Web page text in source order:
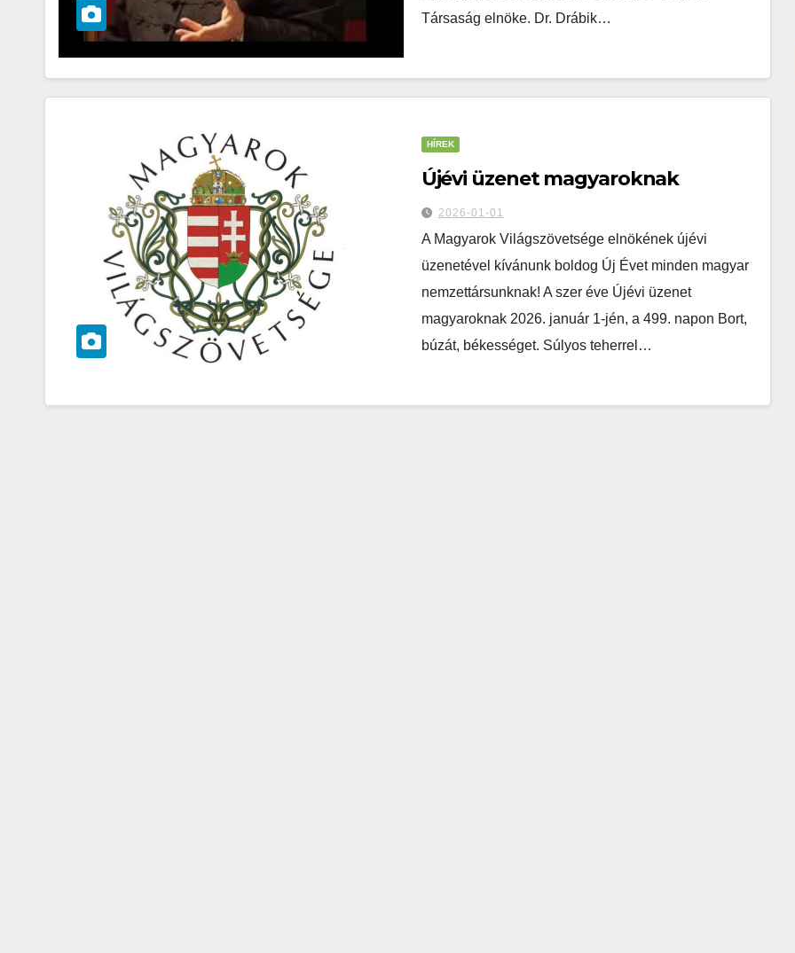
Társaság elnöke. Dr. Drábik…
HÍREK
Újévi üzenet magyaroknak
2026-01-01
A Magyarok Világszövetsége elnökének újévi
üzenetével kívánunk boldog Új Évet minden magyar
nemzettársunknak! A szer éve Újévi üzenet
magyaroknak 2026. január 1-jén, a 499. napon Bort,
búzát, békességet. Súlyos teherrel…